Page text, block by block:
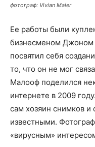
фотограф: Vivian Maier
Ее работы были
бизнесменом Джоном
посвятил себя
то, что он не мог
Малооф поделился
интернете в 2009
сам хозяин снимков и
известными.
«вирусным»